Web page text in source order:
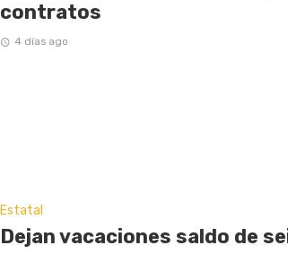
contratos
4 días ago
Estatal
Dejan vacaciones saldo de